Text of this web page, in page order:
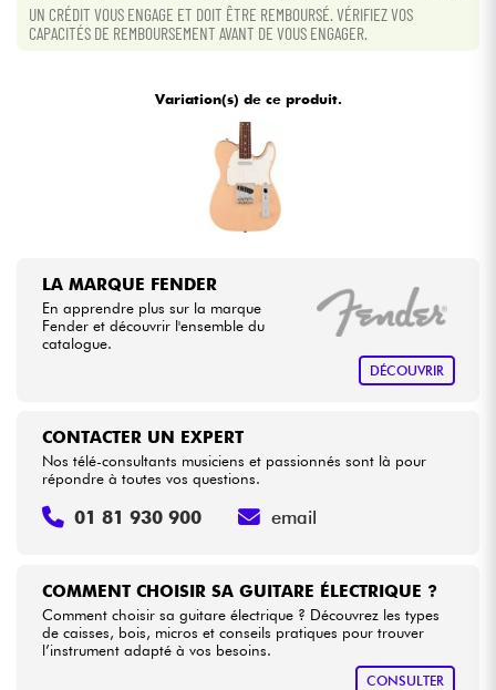
Packs
UN CRÉDIT VOUS ENGAGE ET DOIT ÊTRE REMBOURSÉ. VÉRIFIEZ VOS
CAPACITÉS DE REMBOURSEMENT AVANT DE VOUS ENGAGER.
Variation(s) de ce produit.
LA MARQUE FENDER
En apprendre plus sur la marque
Fender et découvrir l'ensemble du
catalogue.
DÉCOUVRIR
COMMENT CHOISIR SA GUITARE ÉLECTRIQUE ?
Comment choisir sa guitare électrique ? Découvrez les types
de caisses, bois, micros et conseils pratiques pour trouver
l’instrument adapté à vos besoins.
CONSULTER
CONTACTER UN EXPERT
Nos télé-consultants musiciens et passionnés sont là pour
répondre à toutes vos questions.
01 81 930 900 email